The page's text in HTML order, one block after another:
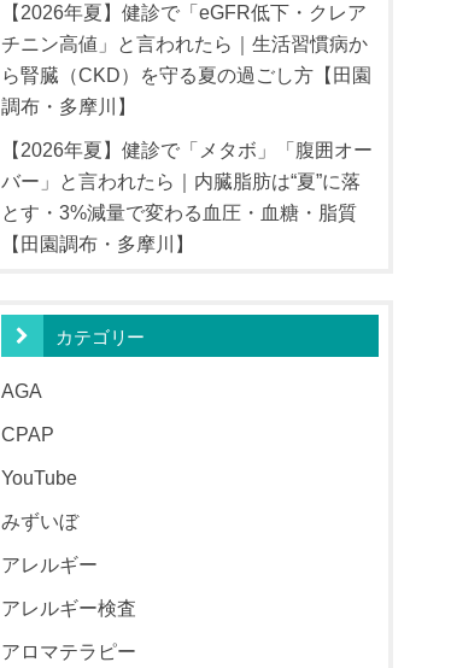
【2026年夏】健診で「eGFR低下・クレア
チニン高値」と言われたら｜生活習慣病か
ら腎臓（CKD）を守る夏の過ごし方【田園
調布・多摩川】
【2026年夏】健診で「メタボ」「腹囲オー
バー」と言われたら｜内臓脂肪は“夏”に落
とす・3%減量で変わる血圧・血糖・脂質
【田園調布・多摩川】
カテゴリー
AGA
CPAP
YouTube
みずいぼ
アレルギー
アレルギー検査
アロマテラピー